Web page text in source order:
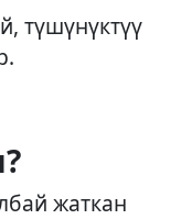
түшүнүктүү
жаткан